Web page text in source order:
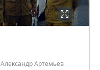
Александр Артемьев